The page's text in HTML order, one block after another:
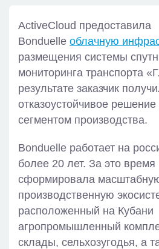
ActiveCloud предоставила
Bonduelle облачную
размещения системы
мониторинга транспорта
результате заказчик
отказоустойчивое
сегментом производства.
Bonduelle работает на
более 20 лет. За это время
сформировала
производственную
расположенный на Кубани
агропромышленный
склады, сельхозугодья, а